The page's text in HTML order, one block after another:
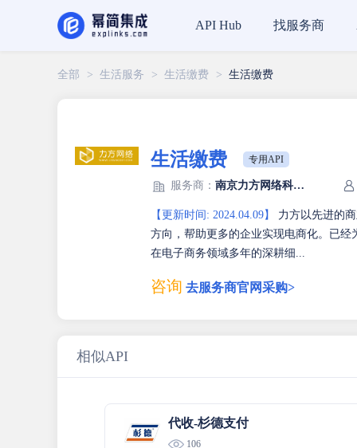
API Hub 找服务商
全部 > 生活服务 > 生活缴费 > 生活缴费
生活缴费 专用API
服务商： 南京力方网络科技有限公司
【更新时间: 2024.04.09】
力方以先进的
方向，帮助更多的企业实现电商化。已
在电子商务领域多年的深耕细...
咨询 去服务商官网采购>
相似API
代收-杉德支付
106